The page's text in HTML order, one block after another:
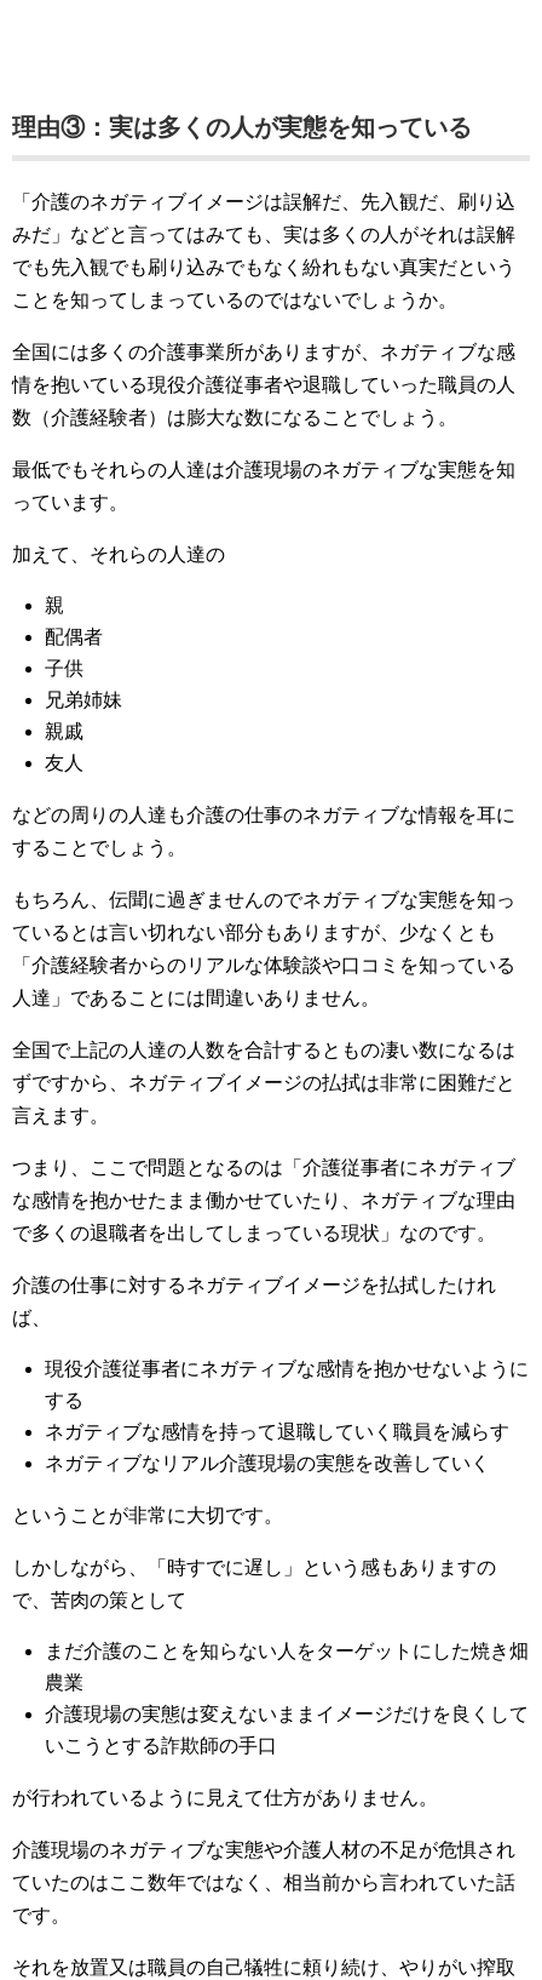
理由③：実は多くの人が実態を知っている
「介護のネガティブイメージは誤解だ、先入観だ、刷り込
みだ」などと言ってはみても、実は多くの人がそれは誤解
でも先入観でも刷り込みでもなく紛れもない真実だという
ことを知ってしまっているのではないでしょうか。
全国には多くの介護事業所がありますが、ネガティブな感
情を抱いている現役介護従事者や退職していった職員の人
数（介護経験者）は膨大な数になることでしょう。
最低でもそれらの人達は介護現場のネガティブな実態を知
っています。
加えて、それらの人達の
親
配偶者
子供
兄弟姉妹
親戚
友人
などの周りの人達も介護の仕事のネガティブな情報を耳に
することでしょう。
もちろん、伝聞に過ぎませんのでネガティブな実態を知っ
ているとは言い切れない部分もありますが、少なくとも
「介護経験者からのリアルな体験談や口コミを知っている
人達」であることには間違いありません。
全国で上記の人達の人数を合計するともの凄い数になるは
ずですから、ネガティブイメージの払拭は非常に困難だと
言えます。
つまり、ここで問題となるのは「介護従事者にネガティブ
な感情を抱かせたまま働かせていたり、ネガティブな理由
で多くの退職者を出してしまっている現状」なのです。
介護の仕事に対するネガティブイメージを払拭したけれ
ば、
現役介護従事者にネガティブな感情を抱かせないように
する
ネガティブな感情を持って退職していく職員を減らす
ネガティブなリアル介護現場の実態を改善していく
ということが非常に大切です。
しかしながら、「時すでに遅し」という感もありますの
で、苦肉の策として
まだ介護のことを知らない人をターゲットにした焼き畑
農業
介護現場の実態は変えないままイメージだけを良くして
いこうとする詐欺師の手口
が行われているように見えて仕方がありません。
介護現場のネガティブな実態や介護人材の不足が危惧され
ていたのはここ数年ではなく、相当前から言われていた話
です。
それを放置又は職員の自己犠牲に頼り続け、やりがい搾取